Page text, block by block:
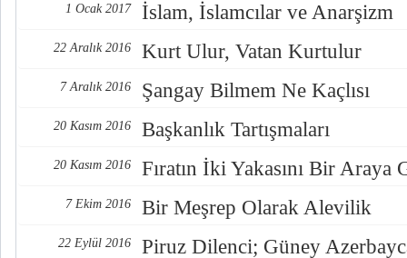
1 Ocak 2017 İslam, İslamcılar ve Anarşizm
22 Aralık 2016 Kurt Ulur, Vatan Kurtulur
7 Aralık 2016 Şangay Bilmem Ne Kaçlısı
20 Kasım 2016 Başkanlık Tartışmaları
20 Kasım 2016 Fıratın İki Yakasını Bir Araya
7 Ekim 2016 Bir Meşrep Olarak Alevilik
22 Eylül 2016
Piruz Dilenci; Güney